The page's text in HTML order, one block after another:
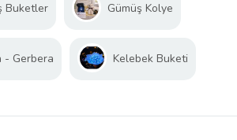
Buketler Gümüş Kolye
- Gerbera Kelebek Buketi